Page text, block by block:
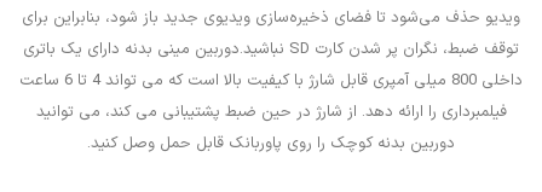
ویدیو حذف می‌شود تا فضای ذخیره‌سازی ویدیوی جدید باز شود، بنابراین برای
توقف ضبط، نگران پر شدن کارت SD نباشید.دوربین مینی بدنه دارای یک باتری
داخلی 800 میلی آمپری قابل شارژ با کیفیت بالا است که می تواند 4 تا 6 ساعت
فیلمبرداری را ارائه دهد. از شارژ در حین ضبط پشتیبانی می کند، می توانید
دوربین بدنه کوچک را روی پاوربانک قابل حمل وصل کنید.